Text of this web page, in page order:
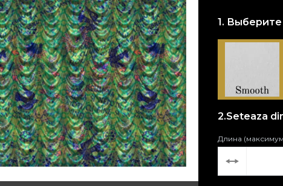
Seteaza
Длина